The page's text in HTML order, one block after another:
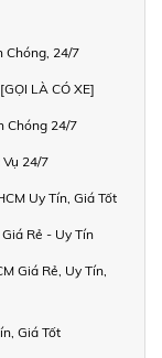
Chóng, 24/7
LÀ CÓ XE]
Chóng 24/7
Vụ 24/7
Uy Tín, Giá Tốt
Rẻ - Uy Tín
Giá Rẻ, Uy Tín,
Giá Tốt